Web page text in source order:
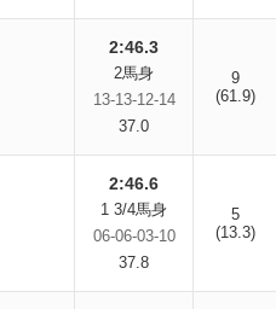
2:46.3
2馬身
13-13-12-14
37.0
9
(61.9)
2:46.6
1 3/4馬身
06-06-03-10
37.8
5
(13.3)